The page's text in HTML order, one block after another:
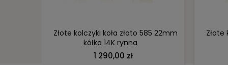
Złote kolczyki koła złoto 585 22mm
kółka 14K rynna
1 290,00 zł
Złote